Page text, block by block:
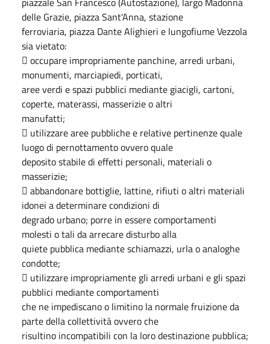
delle Grazie, piazza Sant'Anna, stazione
ferroviaria, piazza Dante Alighieri e lungofiume Vezzola
sia vietato:
 occupare impropriamente panchine, arredi urbani,
monumenti, marciapiedi, porticati,
aree verdi e spazi pubblici mediante giacigli, cartoni,
coperte, materassi, masserizie o altri
manufatti;
 utilizzare aree pubbliche e relative pertinenze quale
luogo di pernottamento ovvero quale
deposito stabile di effetti personali, materiali o
masserizie;
 abbandonare bottiglie, lattine, rifiuti o altri materiali
idonei a determinare condizioni di
degrado urbano; porre in essere comportamenti
molesti o tali da arrecare disturbo alla
quiete pubblica mediante schiamazzi, urla o analoghe
condotte;
 utilizzare impropriamente gli arredi urbani e gli spazi
pubblici mediante comportamenti
che ne impediscano o limitino la normale fruizione da
parte della collettività ovvero che
risultino incompatibili con la loro destinazione pubblica;